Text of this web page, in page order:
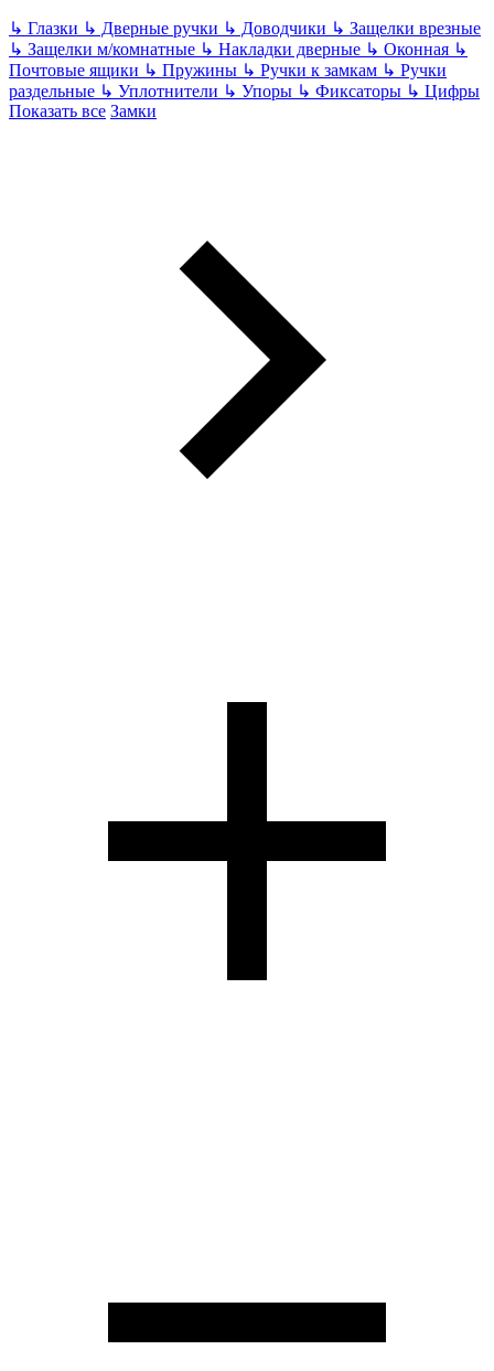
↳ Глазки ↳ Дверные ручки ↳ Доводчики ↳ Защелки врезные
↳ Защелки м/комнатные ↳ Накладки дверные ↳ Оконная ↳
Почтовые ящики ↳ Пружины ↳ Ручки к замкам ↳ Ручки
раздельные ↳ Уплотнители ↳ Упоры ↳ Фиксаторы ↳ Цифры
Показать все Замки